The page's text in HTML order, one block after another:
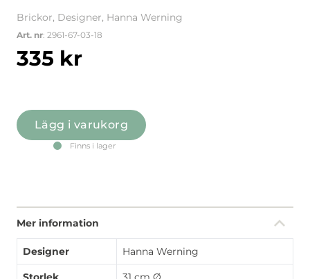
Brickor, Designer, Hanna Werning
Art. nr: 2961-67-03-18
335 kr
Lägg i varukorg
Finns i lager
Mer information
Designer Hanna Werning